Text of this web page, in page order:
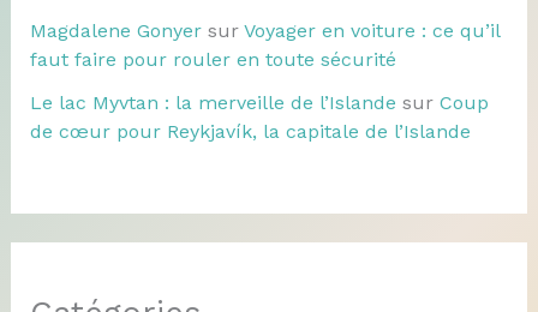
Magdalene Gonyersur Voyager en voiture : ce qu’il
faut faire pour rouler en toute sécurité
Le lac Myvtan : la merveille de l’Islande sur Coup
de cœur pour Reykjavík, la capitale de l’Islande